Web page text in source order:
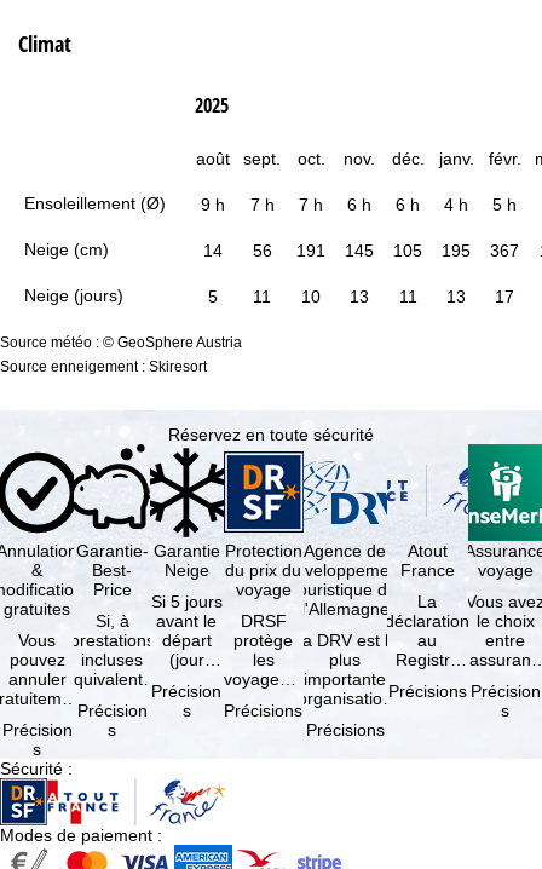
Climat
Ensoleillement (Ø)
Neige (cm)
Neige (jours)
2025
août sept. oct. nov. déc. janv. févr.
9 h 7 h 7 h 6 h 6 h 4 h 5 h
14 56 191 145 105 195 367
5 11 10 13 11 13 17
Source météo : © GeoSphere Austria
Source enneigement : Skiresort
Réservez en toute sécurité
&
gratuites
Vous
pouvez
annuler
suivant
la
à …
Précision
s
Garantie-
Best-
Price
Si, à
prestations
incluses
équivalentes
réserve de
disponibilités,
Précision
s
Garantie
Neige
Si 5 jours
avant le
départ
(jour
d'arrivée),
tous les
domaines
Précision
s
Protection
du prix du
voyage
DRSF
protège
les
voyageurs
réservent
Précisions
Agence de
développement
touristique de
l'Allemagne
La DRV est la
plus
importante
organisation
professionnels
Précisions
Atout
France
La
déclaration
au
Registre
Opérateurs
Précisions
voyage
Vous
le choix
entre
et
Précision
s
Sécurité :
Modes de paiement :